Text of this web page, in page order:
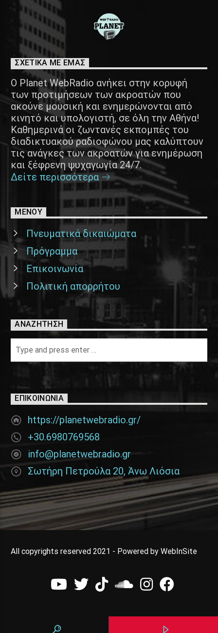
ΣΧΕΤΙΚΑ ΜΕ ΕΜΑΣ
Ο Planet WebRadio ανήκει στην κορυφή
των προτιμήσεων των ακροατών που
ακούνε μουσική και ενημερώνονται από
κινητό και υπολογιστή, σε όλη την Αθήνα!
Καθημερινά οι ζωντανές εκπομπές του
διαδικτυακού ραδιοφώνου μας καλύπτουν
τις ανάγκες των ακροατών για ενημέρωση
και ξέφρενη ψυχαγωγία 24/7.
Δείτε περισσότερα
ΜΕΝΟΥ
Πνευματικά δικαιώματα
Πρόγραμμα
Επικοινωνία
Πολιτική απορρήτου
ΑΝΑΖΉΤΗΣΗ
ΕΠΙΚΟΙΝΩΝΊΑ
https://planetwebradio.gr/
+30.6980769568
info@planetwebradio.gr
Σωτήρη Πετρούλα 20, Άνω Λιόσια
All copyrights reserved 2021 - Powered by WebInSite